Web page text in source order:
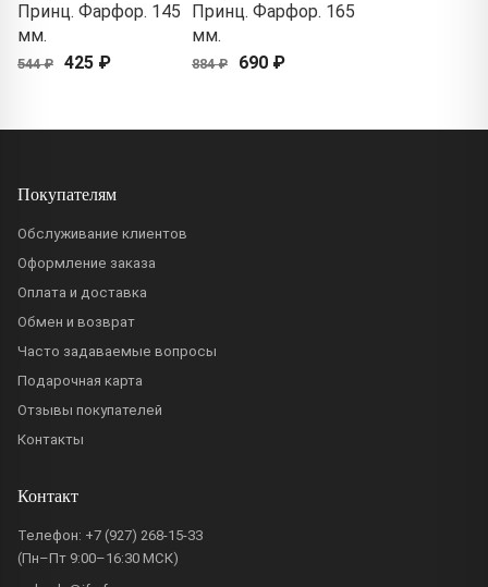
Принц. Фарфор. 145
мм.
544 ₽ 425 ₽
Принц. Фарфор. 165
мм.
884 ₽ 690 ₽
Покупателям
Обслуживание клиентов
Оформление заказа
Оплата и доставка
Обмен и возврат
Часто задаваемые вопросы
Подарочная карта
Отзывы покупателей
Контакты
Контакт
Телефон: +7 (927) 268-15-33
(Пн–Пт 9:00–16:30 МСК)